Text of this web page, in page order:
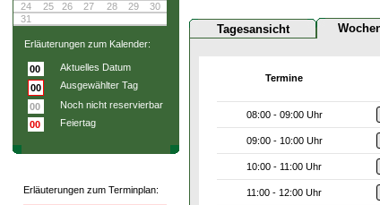
24
25 26 27 28 29
30
31
Erläuterungen zum Kalender:
00
Aktuelles Datum
00
Ausgewählter Tag
00
Noch nicht reservierbar
00
Feiertag
Erläuterungen zum Terminplan:
Tagesansicht
Termine
08:00 - 09:00 Uhr
09:00 - 10:00 Uhr
10:00 - 11:00 Uhr
11:00 - 12:00 Uhr